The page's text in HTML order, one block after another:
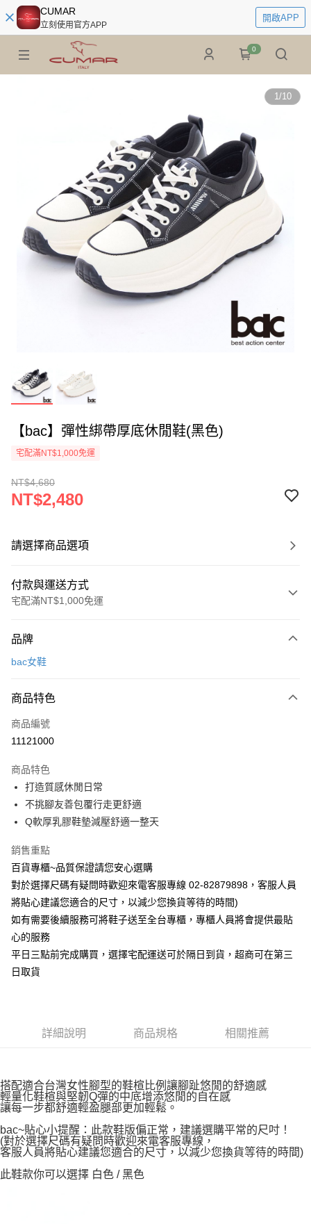
CUMAR
立刻使用官方APP
開啟APP
0
1/10
【bac】彈性綁帶厚底休閒鞋(黑色)
宅配滿NT$1,000免運
NT$4,680
NT$2,480
請選擇商品選項
付款與運送方式
宅配滿NT$1,000免運
信用卡一次付款
Apple Pay
街口支付
宅配
每筆NT$90，滿NT$1,000(含以上)免運費
品牌
bac女鞋
商品特色
商品編號
11121000
商品特色
打造質感休閒日常
不挑腳友善包覆行走更舒適
Q軟厚乳膠鞋墊減壓舒適一整天
銷售重點
百貨專櫃~品質保證請您安心選購
對於選擇尺碼有疑問時歡迎來電客服專線 02-82879898，客服人員
將貼心建議您適合的尺寸，以減少您換貨等待的時間)
如有需要後續服務可將鞋子送至全台專櫃，專櫃人員將會提供最貼
心的服務
平日三點前完成購買，選擇宅配運送可於隔日到貨，超商可在第三
日取貨
詳細說明 商品規格 相關推薦
搭配適合台灣女性腳型的鞋楦比例讓腳趾悠閒的舒適感
輕量化鞋楦與堅韌Q彈的中底增添悠閒的自在感
讓每一步都舒適輕盈腿部更加輕鬆。
bac~貼心小提醒：此款鞋版偏正常，建議選購平常的尺吋！
(對於選擇尺碼有疑問時歡迎來電客服專線，
客服人員將貼心建議您適合的尺寸，以減少您換貨等待的時間)
此鞋款你可以選擇 白色 / 黑色